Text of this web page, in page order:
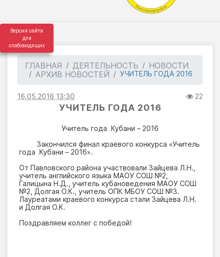
Версия сайта
для
слабовидящих
ГЛАВНАЯ ДЕЯТЕЛЬНОСТЬ
НОВОСТИ
АРХИВ НОВОСТЕЙ
УЧИТЕЛЬ ГОДА 2016
16.05.2016 13:30 22
УЧИТЕЛЬ ГОДА 2016
Учитель года Кубани – 2016
Закончился финал краевого конкурса «Учитель
года Кубани – 2016».
От Павловского района участвовали Зайцева Л.Н.,
учитель английского языка МАОУ СОШ №2,
Галицына Н.Д., учитель кубановедения МАОУ СОШ
№2, Долгая О.К., учитель ОПК МБОУ СОШ №3.
Лауреатами краевого конкурса стали Зайцева Л.Н.
и Долгая О.К.
Поздравляем коллег с победой!